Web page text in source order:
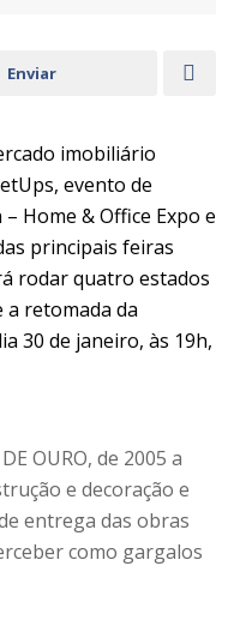
Enviar
imobiliário
evento de
Home & Office Expo e
principais feiras
rodar quatro estados
retomada da
30 de janeiro, às 19h,
OURO, de 2005 a
e decoração e
entrega das obras
como gargalos